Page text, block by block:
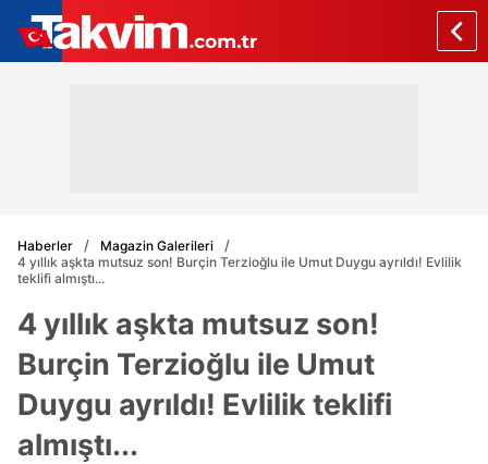
Haberler
Magazin Galerileri
4 yıllık aşkta mutsuz son! Burçin Terzioğlu ile Umut Duygu ayrıldı! Evlilik
teklifi almıştı...
4 yıllık aşkta mutsuz son!
Burçin Terzioğlu ile Umut
Duygu ayrıldı! Evlilik teklifi
almıştı...